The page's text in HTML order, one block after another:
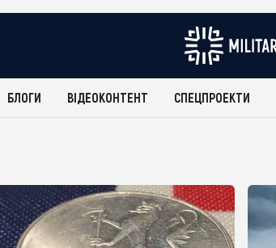
БЛОГИ ВІДЕОКОНТЕНТ СПЕЦПРОЕКТИ